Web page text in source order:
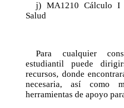
j) MA1210 Cálculo I
Salud
Para cualquier
estudiantil puede
recursos, donde
necesaria, así como
herramientas de apoyo